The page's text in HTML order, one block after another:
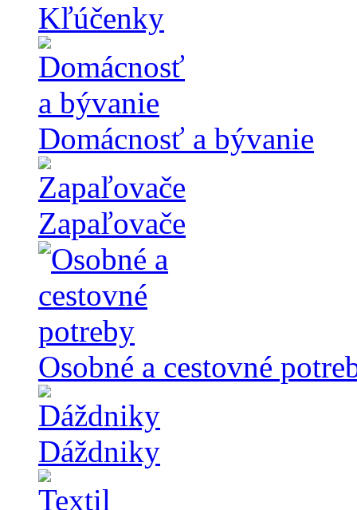
Kľúčenky
Domácnosť a bývanie
Zapaľovače
Osobné a cestovné
Dáždniky